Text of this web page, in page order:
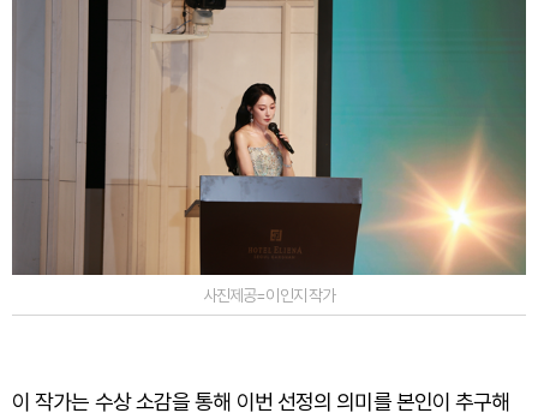
사진제공=이인지 작가
이 작가는 수상 소감을 통해 이번 선정의 의미를 본인이 추구해